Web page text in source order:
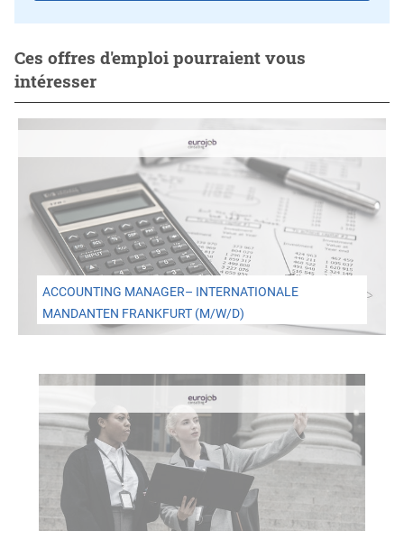
Ces offres d'emploi pourraient vous
intéresser
ACCOUNTING MANAGER– INTERNATIONALE
MANDANTEN FRANKFURT (M/W/D)